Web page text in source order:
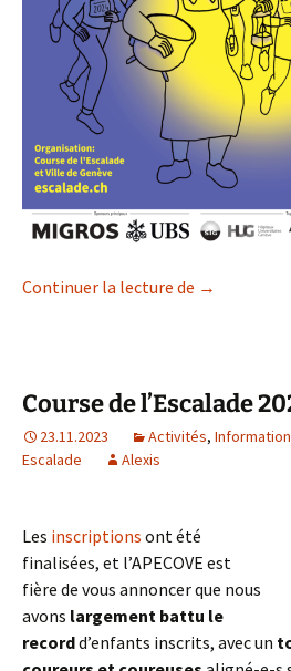
Continuer la lecture de Inscriptions
→
Course de l’Escalade
23.11.2023 Activités,
Escalade
Alexis
Les inscriptions ont été
finalisées, et l’APECOVE est
fière de vous annoncer que nous
avons largement battu le
recordd’enfants inscrits, avec un